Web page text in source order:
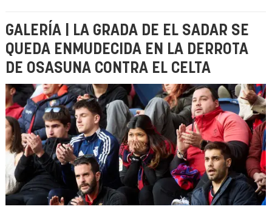
GALERÍA | LA GRADA DE EL SADAR SE
QUEDA ENMUDECIDA EN LA DERROTA
DE OSASUNA CONTRA EL CELTA